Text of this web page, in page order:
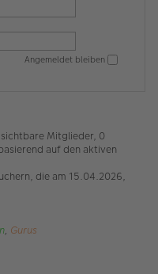
Angemeldet bleiben
Mitglieder, 0
auf den aktiven
die am 15.04.2026,
, Gurus